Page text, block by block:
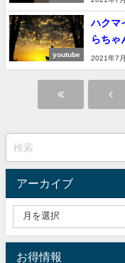
youtube
ハクマ
らちゃ
2021年7
アーカイブ
お得情報